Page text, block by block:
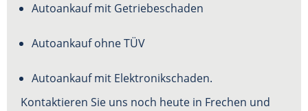
Autoankauf mit Getriebeschaden
Autoankauf ohne TÜV
Autoankauf mit Elektronikschaden.
Kontaktieren Sie uns noch heute in Frechen und